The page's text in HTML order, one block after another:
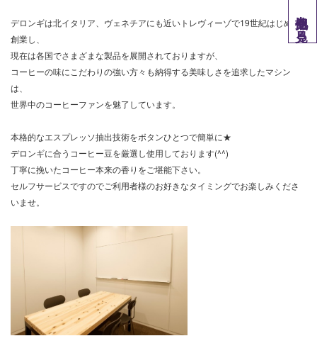
デロンギは北イタリア、ヴェネチアにも近いトレヴィーゾで19世紀はじめに
創業し、
現在は各国でさまざまな製品を展開されておりますが、
コーヒーの味にこだわりの強い方々も納得する美味しさを追求したマシン
は、
世界中のコーヒーファンを魅了しています。
本格的なエスプレッソ抽出技術をボタンひとつで簡単に★
デロンギに合うコーヒー豆を厳選し使用しております(^^)
丁寧に挽いたコーヒー本来の香りをご堪能下さい。
セルフサービスですのでご利用者様のお好きなタイミングでお楽しみくださ
いませ。
他拠点を見る